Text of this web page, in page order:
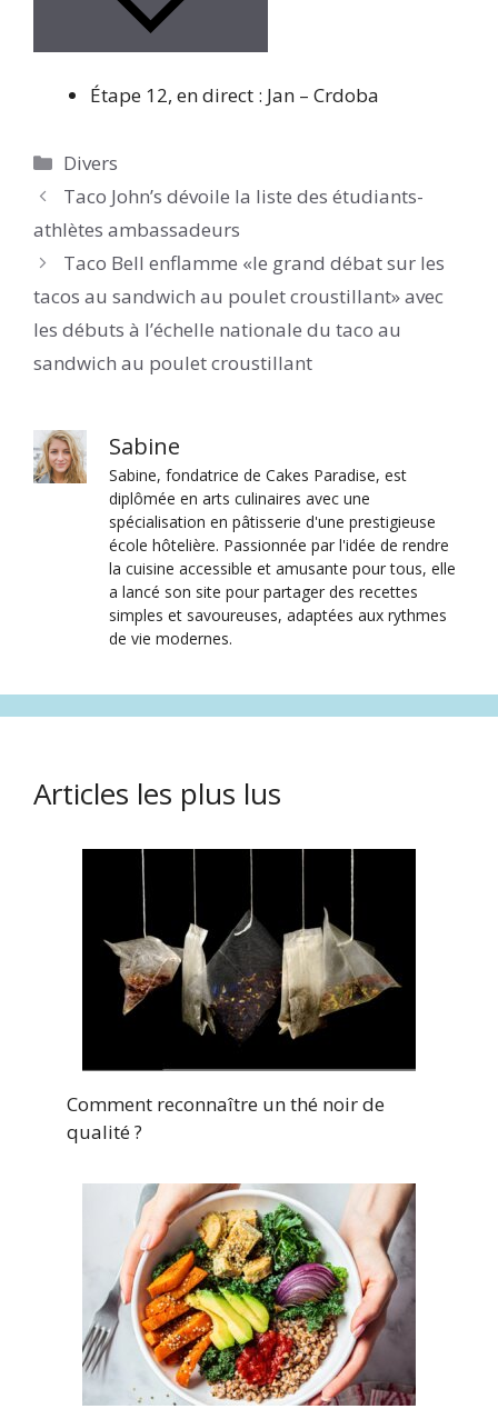
Étape 12, en direct : Jan – Crdoba
Catégories
Divers
Taco John’s dévoile la liste des étudiants-
athlètes ambassadeurs
Taco Bell enflamme «le grand débat sur les
tacos au sandwich au poulet croustillant» avec
les débuts à l’échelle nationale du taco au
sandwich au poulet croustillant
Sabine
Sabine, fondatrice de Cakes Paradise, est
diplômée en arts culinaires avec une
spécialisation en pâtisserie d'une prestigieuse
école hôtelière. Passionnée par l'idée de rendre
la cuisine accessible et amusante pour tous, elle
a lancé son site pour partager des recettes
simples et savoureuses, adaptées aux rythmes
de vie modernes.
Articles les plus lus
Comment reconnaître un thé noir de
qualité ?